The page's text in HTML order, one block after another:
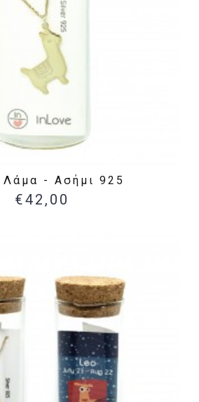
Λάμα - Ασήμι 925
€42,00